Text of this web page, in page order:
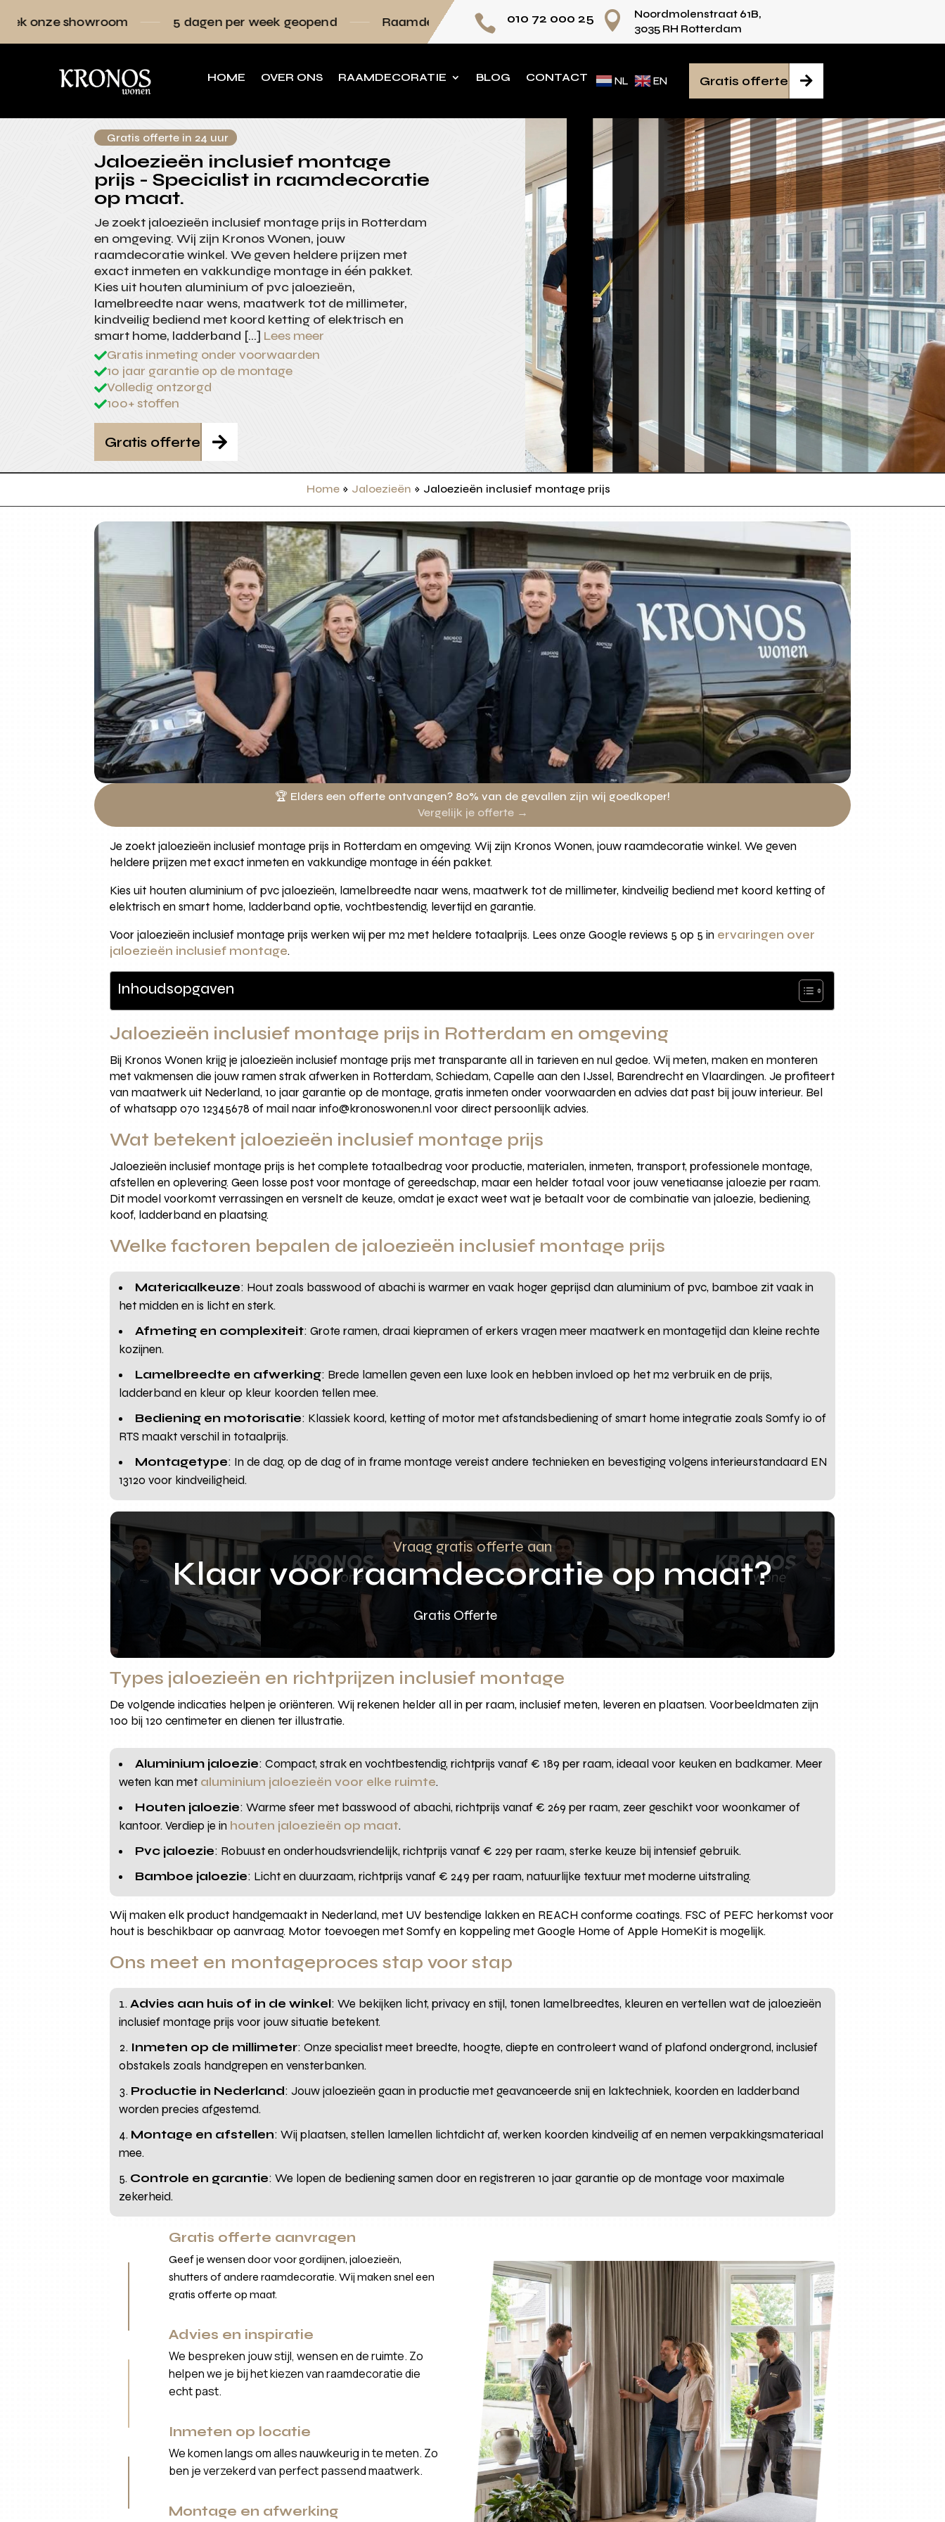
5 dagen per week geopend Raamdecoratie volledig op maat Persoonlijk advies voor iedere ruimte
 010 72 000 25 
Noordmolenstraat 61B,
3035 RH Rotterdam
HOME OVER ONS RAAMDECORATIE BLOG CONTACT NL EN 
Gratis offerte
Gratis offerte in 24 uur
Jaloezieën inclusief montage
prijs - Specialist in raamdecoratie
op maat.
Je zoekt jaloezieën inclusief montage prijs in Rotterdam
en omgeving. Wij zijn Kronos Wonen, jouw
raamdecoratie winkel. We geven heldere prijzen met
exact inmeten en vakkundige montage in één pakket.
Kies uit houten aluminium of pvc jaloezieën,
lamelbreedte naar wens, maatwerk tot de millimeter,
kindveilig bediend met koord ketting of elektrisch en
smart home, ladderband […] Lees meer
Gratis inmeting onder voorwaarden
10 jaar garantie op de montage
Volledig ontzorgd
100+ stoffen

Gratis offerte
Home » Jaloezieën » Jaloezieën inclusief montage prijs
🏆 Elders een offerte ontvangen? 80% van de gevallen zijn wij goedkoper!
Vergelijk je offerte →
Je zoekt jaloezieën inclusief montage prijs in Rotterdam en omgeving. Wij zijn Kronos Wonen, jouw raamdecoratie winkel. We geven
heldere prijzen met exact inmeten en vakkundige montage in één pakket.
Kies uit houten aluminium of pvc jaloezieën, lamelbreedte naar wens, maatwerk tot de millimeter, kindveilig bediend met koord ketting of
elektrisch en smart home, ladderband optie, vochtbestendig, levertijd en garantie.
Voor jaloezieën inclusief montage prijs werken wij per m2 met heldere totaalprijs. Lees onze Google reviews 5 op 5 in ervaringen over
jaloezieën inclusief montage.
Inhoudsopgaven
Jaloezieën inclusief montage prijs in Rotterdam en omgeving
Bij Kronos Wonen krijg je jaloezieën inclusief montage prijs met transparante all in tarieven en nul gedoe. Wij meten, maken en monteren
met vakmensen die jouw ramen strak afwerken in Rotterdam, Schiedam, Capelle aan den IJssel, Barendrecht en Vlaardingen. Je profiteert
van maatwerk uit Nederland, 10 jaar garantie op de montage, gratis inmeten onder voorwaarden en advies dat past bij jouw interieur. Bel
of whatsapp 070 12345678 of mail naar info@kronoswonen.nl voor direct persoonlijk advies.
Wat betekent jaloezieën inclusief montage prijs
Jaloezieën inclusief montage prijs is het complete totaalbedrag voor productie, materialen, inmeten, transport, professionele montage,
afstellen en oplevering. Geen losse post voor montage of gereedschap, maar een helder totaal voor jouw venetiaanse jaloezie per raam.
Dit model voorkomt verrassingen en versnelt de keuze, omdat je exact weet wat je betaalt voor de combinatie van jaloezie, bediening,
koof, ladderband en plaatsing.
Welke factoren bepalen de jaloezieën inclusief montage prijs
Materiaalkeuze: Hout zoals basswood of abachi is warmer en vaak hoger geprijsd dan aluminium of pvc, bamboe zit vaak in
het midden en is licht en sterk.
Afmeting en complexiteit: Grote ramen, draai kiepramen of erkers vragen meer maatwerk en montagetijd dan kleine rechte
kozijnen.
Lamelbreedte en afwerking: Brede lamellen geven een luxe look en hebben invloed op het m2 verbruik en de prijs,
ladderband en kleur op kleur koorden tellen mee.
Bediening en motorisatie: Klassiek koord, ketting of motor met afstandsbediening of smart home integratie zoals Somfy io of
RTS maakt verschil in totaalprijs.
Montagetype: In de dag, op de dag of in frame montage vereist andere technieken en bevestiging volgens interieurstandaard EN
13120 voor kindveiligheid.
Vraag gratis offerte aan
Klaar voor raamdecoratie op maat?
Gratis Offerte
Types jaloezieën en richtprijzen inclusief montage
De volgende indicaties helpen je oriënteren. Wij rekenen helder all in per raam, inclusief meten, leveren en plaatsen. Voorbeeldmaten zijn
100 bij 120 centimeter en dienen ter illustratie.
Aluminium jaloezie: Compact, strak en vochtbestendig, richtprijs vanaf € 189 per raam, ideaal voor keuken en badkamer. Meer
weten kan met aluminium jaloezieën voor elke ruimte.
Houten jaloezie: Warme sfeer met basswood of abachi, richtprijs vanaf € 269 per raam, zeer geschikt voor woonkamer of
kantoor. Verdiep je in houten jaloezieën op maat.
Pvc jaloezie: Robuust en onderhoudsvriendelijk, richtprijs vanaf € 229 per raam, sterke keuze bij intensief gebruik.
Bamboe jaloezie: Licht en duurzaam, richtprijs vanaf € 249 per raam, natuurlijke textuur met moderne uitstraling.
Wij maken elk product handgemaakt in Nederland, met UV bestendige lakken en REACH conforme coatings. FSC of PEFC herkomst voor
hout is beschikbaar op aanvraag. Motor toevoegen met Somfy en koppeling met Google Home of Apple HomeKit is mogelijk.
Ons meet en montageproces stap voor stap
Advies aan huis of in de winkel: We bekijken licht, privacy en stijl, tonen lamelbreedtes, kleuren en vertellen wat de jaloezieën
inclusief montage prijs voor jouw situatie betekent.
Inmeten op de millimeter: Onze specialist meet breedte, hoogte, diepte en controleert wand of plafond ondergrond, inclusief
obstakels zoals handgrepen en vensterbanken.
Productie in Nederland: Jouw jaloezieën gaan in productie met geavanceerde snij en laktechniek, koorden en ladderband
worden precies afgestemd.
Montage en afstellen: Wij plaatsen, stellen lamellen lichtdicht af, werken koorden kindveilig af en nemen verpakkingsmateriaal
mee.
Controle en garantie: We lopen de bediening samen door en registreren 10 jaar garantie op de montage voor maximale
zekerheid.
Gratis offerte aanvragen
Geef je wensen door voor gordijnen, jaloezieën,
shutters of andere raamdecoratie. Wij maken snel een
gratis offerte op maat.
Advies en inspiratie
We bespreken jouw stijl, wensen en de ruimte. Zo
helpen we je bij het kiezen van raamdecoratie die
echt past.
Inmeten op locatie
We komen langs om alles nauwkeurig in te meten. Zo
ben je verzekerd van perfect passend maatwerk.
Montage en afwerking